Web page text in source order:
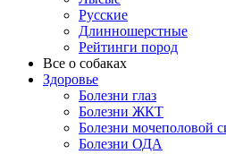
Русские
Длинношерстные
Рейтинги пород
Все о собаках
Здоровье
Болезни глаз
Болезни ЖКТ
Болезни мочеполовой
Болезни ОДА